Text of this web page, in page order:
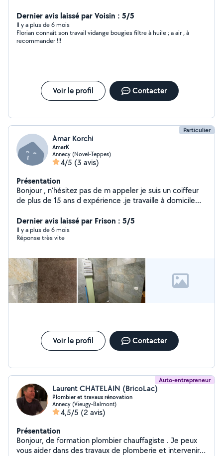
plasturgie, n'hésitez pas à prendre contact avec moi.
Cordialement
Dernier avis laissé par Voisin : 5/5
Il y a plus de 6 mois
Florian connaît son travail vidange bougies filtre à huile ; a air , à
recommander !!!
Voir le profil Contacter
Particulier
Amar Korchi
AmarK
Annecy (Novel-Teppes)
4/5 (3 avis)
Présentation
Bonjour , n'hésitez pas de m appeler je suis un coiffeur
de plus de 15 ans d expérience .je travaille à domicile
Dernier avis laissé par Frison : 5/5
Il y a plus de 6 mois
Réponse très vite
Voir le profil Contacter
Auto-entrepreneur
Laurent CHATELAIN (BricoLac)
Plombier et travaux rénovation
Annecy (Vieugy-Balmont)
4,5/5 (2 avis)
Présentation
Bonjour, de formation plombier chauffagiste . Je peux
vous aider dans des travaux de plomberie et intervenir